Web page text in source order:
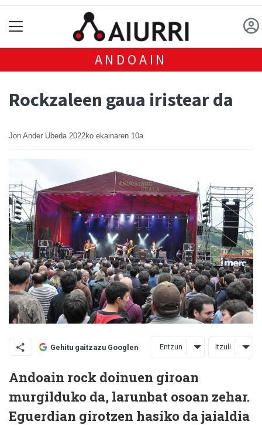
ANDOAIN
Rockzaleen gaua iristear da
Jon Ander Ubeda 2022ko ekainaren 10a
Gehitu gaitzazu Googlen Entzun Itzuli
Andoain rock doinuen giroan
murgilduko da, larunbat osoan zehar.
Eguerdian girotzen hasiko da jaialdia